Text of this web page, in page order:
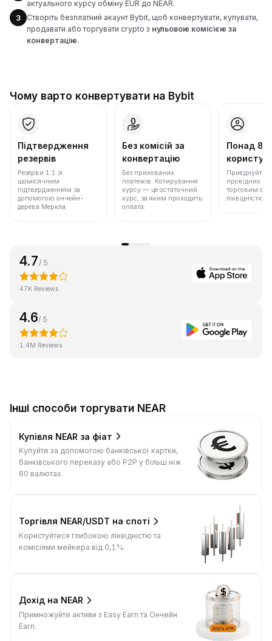
актуального курсу обміну EUR до NEAR.
3
Створіть безплатний акаунт Bybit, щоб конвертувати, купувати,
продавати або торгувати crypto з нульовою комісією за
конвертацію.
Чому варто конвертувати на Bybit
Підтвердження
резервів
Резерви 1:1 зі
щомісячним
підтвердженням за
допомогою ончейн-
дерева Меркла.
Без комісій за
конвертацію
Без прихованих
платежів. Котирування
курсу — це остаточний
курс, за яким проходить
оплата.
Понад 86
Приєднуйтеся
провідних
торговим
ліквідністю.
4.7 / 5
47K Reviews
4.6/ 5
1.4M Reviews
Інші способи торгувати NEAR
Купівля NEAR за фіат
Купуйте за допомогою банківської картки,
банківського переказу або P2P у більш ніж
60 валютах.
Торгівля NEAR/USDT на споті
Користуйтеся глибокою ліквідністю та
комісіями мейкера від 0,1%.
Дохід на NEAR
Примножуйте активи з Easy Earn та Ончейн
Earn.